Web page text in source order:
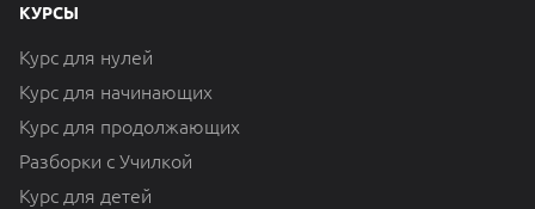
КУРСЫ
Курс для нулей
Курс для начинающих
Курс для продолжающих
Разборки с Училкой
Курс для детей